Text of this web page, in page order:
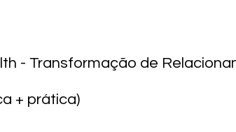
- Transformação de
+ prática)